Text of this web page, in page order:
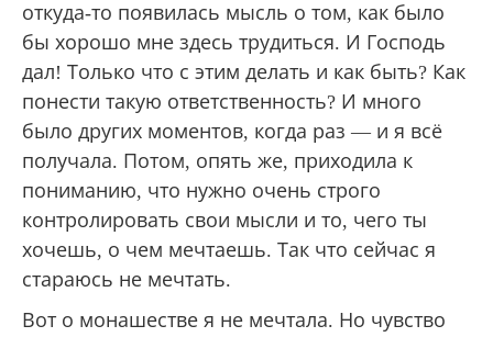
откуда-то появилась мысль о том, как было
бы хорошо мне здесь трудиться. И Господь
дал! Только что с этим делать и как быть? Как
понести такую ответственность? И много
было других моментов, когда раз — и я всё
получала. Потом, опять же, приходила к
пониманию, что нужно очень строго
контролировать свои мысли и то, чего ты
хочешь, о чем мечтаешь. Так что сейчас я
стараюсь не мечтать.
Вот о монашестве я не мечтала. Но чувство